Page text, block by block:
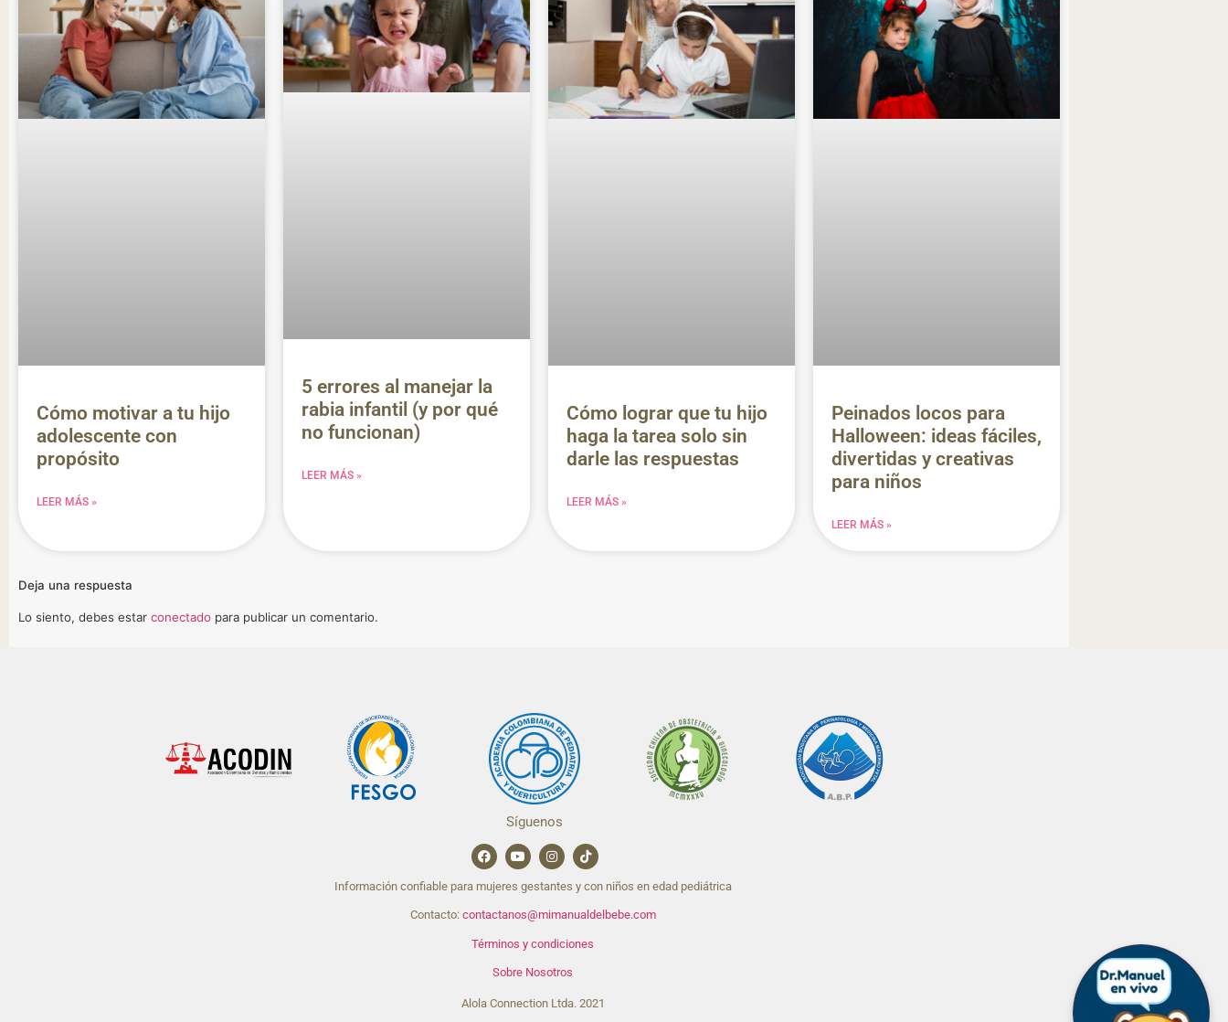
Cómo motivar a tu hijo
adolescente con
propósito
LEER MÁS »
5 errores al manejar la
rabia infantil (y por qué
no funcionan)
LEER MÁS »
Cómo lograr que tu hijo
haga la tarea solo sin
darle las respuestas
LEER MÁS »
Peinados locos para
Halloween: ideas fáciles,
divertidas y creativas
para niños
LEER MÁS »
Deja una respuesta
Lo siento, debes estar conectado para publicar un comentario.
Síguenos
Información confiable para mujeres gestantes y con niños en edad pediátrica
Contacto: contactanos@mimanualdelbebe.com
Términos y condiciones
Sobre Nosotros
Alola Connection Ltda. 2021